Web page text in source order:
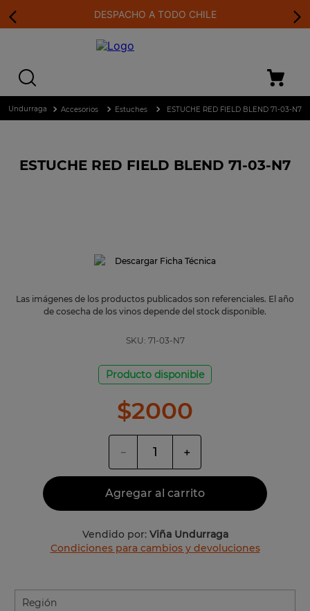
DESPACHO A TODO CHILE
Accesorios Estuches ESTUCHE RED FIELD BLEND 71-03-N7
Descargar Ficha Técnica
Las imágenes de los productos publicados son referenciales. El año
de cosecha de los vinos depende del stock disponible.
ESTUCHE RED FIELD BLEND 71-03-N7
SKU: 71-03-N7
Producto disponible
$2000
＋
－
Agregar al carrito
Vendido por: Viña Undurraga
Condiciones para cambios y devoluciones
Región